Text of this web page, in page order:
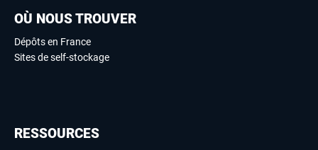
OÙ NOUS TROUVER
Dépôts en France
Sites de self-stockage
RESSOURCES